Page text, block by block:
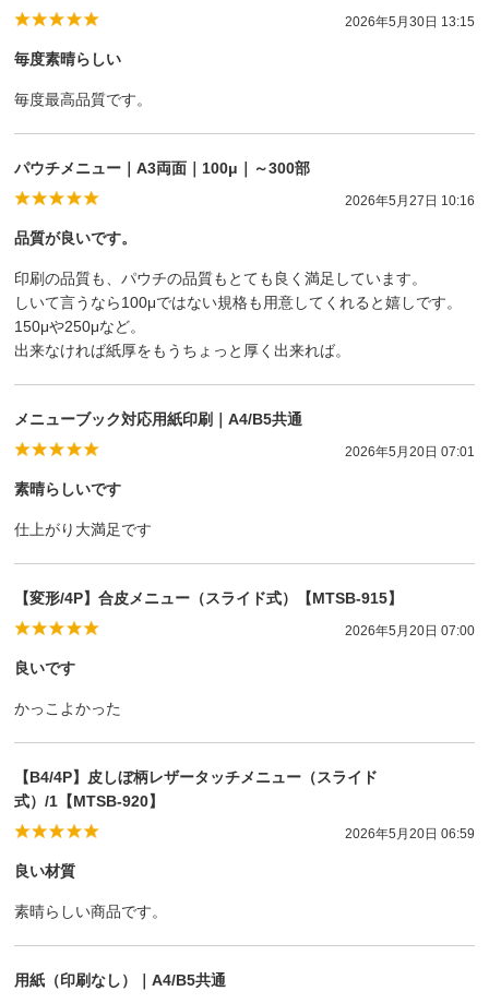
2026年5月30日 13:15
毎度素晴らしい
毎度最高品質です。
パウチメニュー｜A3両面｜100μ｜～300部
2026年5月27日 10:16
品質が良いです。
印刷の品質も、パウチの品質もとても良く満足しています。
しいて言うなら100μではない規格も用意してくれると嬉しです。
150μや250μなど。
出来なければ紙厚をもうちょっと厚く出来れば。
メニューブック対応用紙印刷｜A4/B5共通
2026年5月20日 07:01
素晴らしいです
仕上がり大満足です
【変形/4P】合皮メニュー（スライド式）【MTSB-915】
2026年5月20日 07:00
良いです
かっこよかった
【B4/4P】皮しぼ柄レザータッチメニュー（スライド
式）/1【MTSB-920】
2026年5月20日 06:59
良い材質
素晴らしい商品です。
用紙（印刷なし）｜A4/B5共通